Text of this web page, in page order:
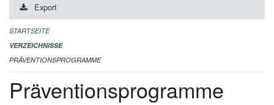
DURCHFÜHRUNG UND FINANZIERUNG
IMPRESSUM
Export
STARTSEITE
VERZEICHNISSE
PRÄVENTIONSPROGRAMME
Präventionsprogramme